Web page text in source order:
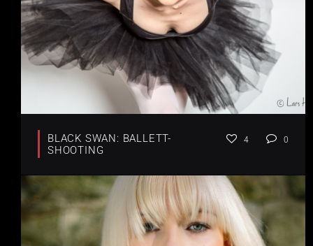
BLACK SWAN: BALLETT-
SHOOTING
4 0